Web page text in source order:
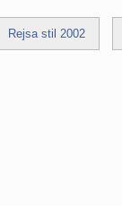
Rejsa stil 2002